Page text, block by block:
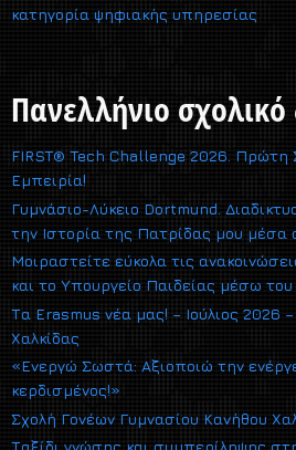
κατηγορία ψηφιακής υπηρεσίας
Πανελλήνιο σχολικό
FIRST® Tech Challenge 2026. Πρώτη
Εμπειρία!
Γυμνάσιο-Λύκειο Dortmund.
την Ιστορία της Πατρίδας μου μέσα
Μοιραστείτε εύκολα τις
και το Υπουργείο Παιδείας μέσω
Τα Erasmus νέα μας! – Ιούλιος 2026
Χαλκίδας
«Ενεργώ Σωστά: Αξιοποιώ την
κερδισμένος!»
Σχολή Γονέων Γυμνασίου Κανήθου